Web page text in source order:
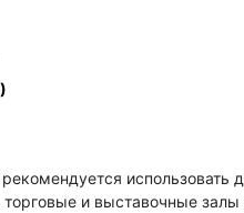
рекомендуется использовать
и выставочные